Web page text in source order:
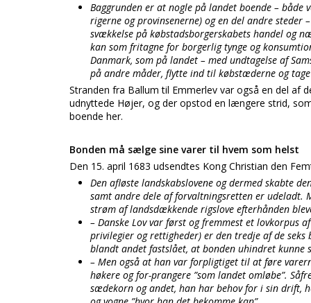
Baggrunden er at nogle på landet boende – både
rigerne og provinsenerne) og en del andre
svækkelse på købstadsborgerskabets handel og
kan som fritagne for borgerlig tynge og
Danmark, som på landet – med undtagelse af
på andre måder, flytte ind til købstæderne og
Stranden fra Ballum til Emmerlev var også en del af
udnyttede Højer, og der opstod en længere strid,
boende her.
Bonden må sælge sine varer til hvem som helst
Den 15. april 1683 udsendtes Kong Christian den
Den afløste landskabslovene og dermed skabte
samt andre dele af forvaltningsretten er udeladt.
strøm af landsdækkende rigslove efterhånden
– Danske Lov var først og fremmest et lovkorpus
privilegier og rettigheder) er den tredje af de seks
blandt andet fastslået, at bonden uhindret kunne
– Men også at han var forpligtiget til at føre
høkere og for-prangere ”som landet omløbe”.
sædekorn og andet, han har behov for i sin drift,